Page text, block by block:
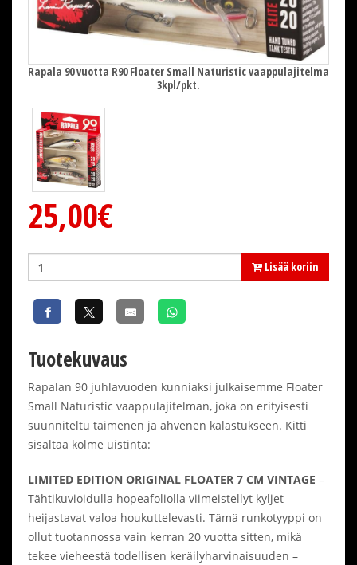
Rapala 90 vuotta R90 Floater Small Naturistic vaappulajitelma
3kpl/pkt.
25,00€
Lisää koriin
Tuotekuvaus
Rapalan 90 juhlavuoden kunniaksi julkaisemme Floater
Small Naturistic vaappulajitelman, joka on erityisesti
suunniteltu taimenen ja ahvenen kalastukseen. Kitti
sisältää kolme uistinta:
LIMITED EDITION ORIGINAL FLOATER 7 CM VINTAGE –
Tähtikuvioidulla hopeafoliolla viimeistellyt kyljet
heijastavat valoa houkuttelevasti. Tämä runkotyyppi on
ollut tuotannossa vain kerran 20 vuotta sitten, mikä
tekee vieheestä todellisen keräilyharvinaisuuden –